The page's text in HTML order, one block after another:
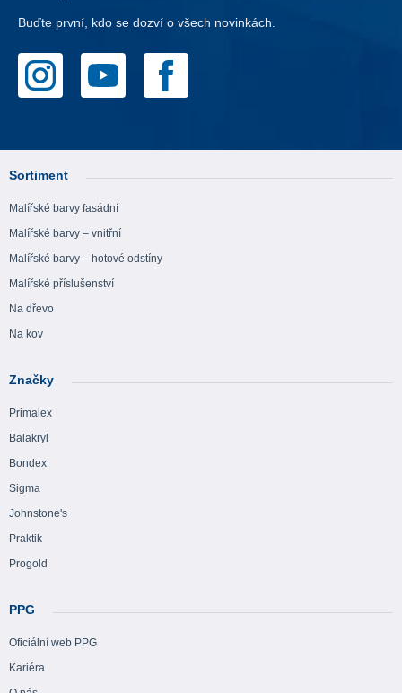
Buďte první, kdo se dozví o všech novinkách.
Sortiment
Malířské barvy fasádní
Malířské barvy – vnitřní
Malířské barvy – hotové odstíny
Malířské příslušenství
Na dřevo
Na kov
Značky
Primalex
Balakryl
Bondex
Sigma
Johnstone's
Praktik
Progold
PPG
Oficiální web PPG
Kariéra